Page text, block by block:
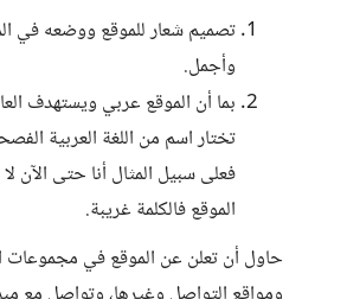
تصميم شعار للموقع ووضعه في
وأجمل.
بما أن الموقع عربي ويستهدف
تختار اسم من اللغة العربية
فعلى سبيل المثال أنا حتى الآن
الموقع فالكلمة غريبة.
حاول أن تعلن عن الموقع في مجموعات